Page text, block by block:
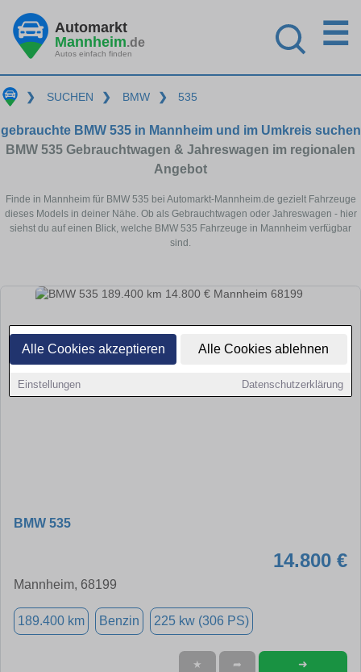
Alle Cookies akzeptieren Alle Cookies ablehnen
Einstellungen Datenschutzerklärung
Automarkt
Mannheim.de
Autos einfach finden
☰
❯ SUCHEN ❯ BMW ❯ 535
gebrauchte BMW 535 in Mannheim und im Umkreis suchen
BMW 535 Gebrauchtwagen & Jahreswagen im regionalen
Angebot
Finde in Mannheim für BMW 535 bei Automarkt-Mannheim.de gezielt Fahrzeuge
dieses Models in deiner Nähe. Ob als Gebrauchtwagen oder Jahreswagen - hier
siehst du auf einen Blick, welche BMW 535 Fahrzeuge in Mannheim verfügbar
sind.
BMW 535
14.800 €
Mannheim, 68199
189.400 km Benzin 225 kw (306 PS)
★ ➦ ➜